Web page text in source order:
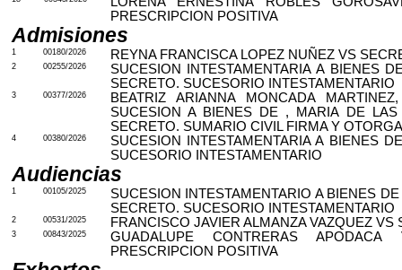
PRESCRIPCION POSITIVA
Admisiones
1 00180/2026 REYNA FRANCISCA LOPEZ NUÑEZ VS
2 00255/2026
SUCESION INTESTAMENTARIA A BIENES
SECRETO. SUCESORIO INTESTAMENTARIO
3 00377/2026
BEATRIZ ARIANNA MONCADA
SUCESION A BIENES DE , MARIA DE
SECRETO. SUMARIO CIVIL FIRMA Y
4 00380/2026
SUCESION INTESTAMENTARIA A BIENES
SUCESORIO INTESTAMENTARIO
Audiencias
1 00105/2025
SUCESION INTESTAMENTARIO A BIENES
SECRETO. SUCESORIO INTESTAMENTARIO
2 00531/2025 FRANCISCO JAVIER ALMANZA VAZQUEZ
3 00843/2025
GUADALUPE CONTRERAS
PRESCRIPCION POSITIVA